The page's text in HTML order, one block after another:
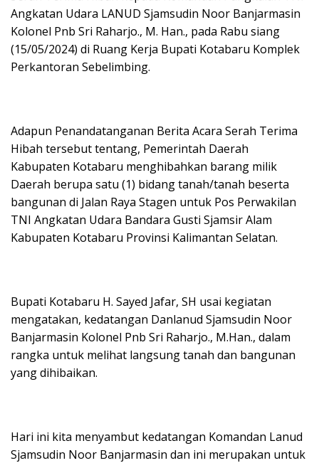
Angkatan Udara LANUD Sjamsudin Noor Banjarmasin
Kolonel Pnb Sri Raharjo., M. Han., pada Rabu siang
(15/05/2024) di Ruang Kerja Bupati Kotabaru Komplek
Perkantoran Sebelimbing.
Adapun Penandatanganan Berita Acara Serah Terima
Hibah tersebut tentang, Pemerintah Daerah
Kabupaten Kotabaru menghibahkan barang milik
Daerah berupa satu (1) bidang tanah/tanah beserta
bangunan di Jalan Raya Stagen untuk Pos Perwakilan
TNI Angkatan Udara Bandara Gusti Sjamsir Alam
Kabupaten Kotabaru Provinsi Kalimantan Selatan.
Bupati Kotabaru H. Sayed Jafar, SH usai kegiatan
mengatakan, kedatangan Danlanud Sjamsudin Noor
Banjarmasin Kolonel Pnb Sri Raharjo., M.Han., dalam
rangka untuk melihat langsung tanah dan bangunan
yang dihibaikan.
Hari ini kita menyambut kedatangan Komandan Lanud
Sjamsudin Noor Banjarmasin dan ini merupakan untuk